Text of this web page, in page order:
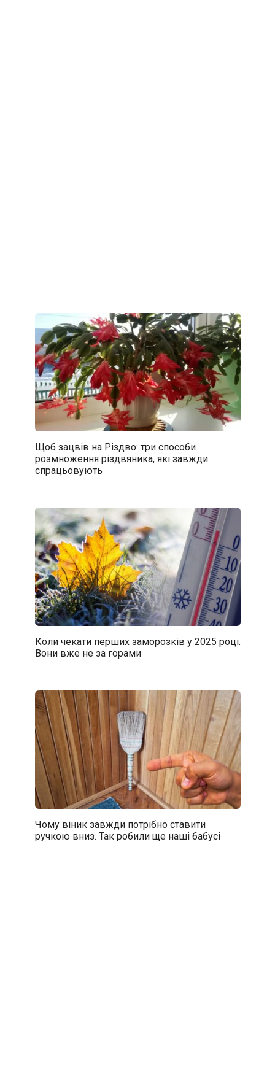
Щоб зацвів на Різдво: три способи
розмноження різдвяника, які завжди
спрацьовують
Коли чекати перших заморозків у 2025 році.
Вони вже не за горами
Чому віник завжди потрібно ставити
ручкою вниз. Так робили ще наші бабусі